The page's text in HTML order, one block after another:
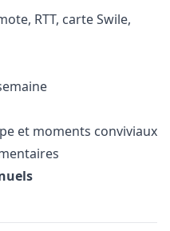
RTT, carte Swile,
et moments conviviaux